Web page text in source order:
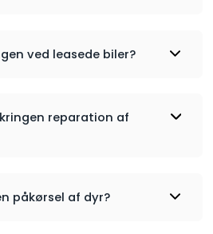
ved leasede biler?
reparation af
påkørsel af dyr?